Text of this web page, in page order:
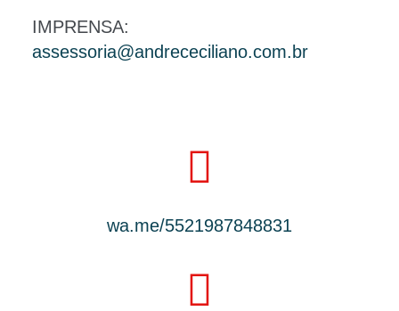
IMPRENSA:
assessoria@andrececiliano.com.br
wa.me/5521987848831